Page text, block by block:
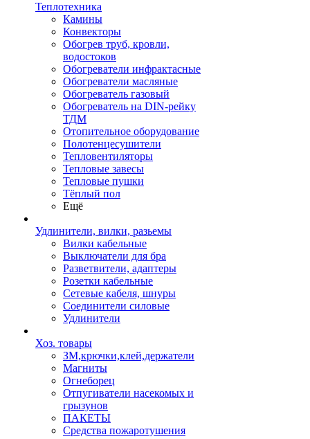
Теплотехника
Камины
Конвекторы
Обогрев труб, кровли,
водостоков
Обогреватели инфрактасные
Обогреватели масляные
Обогреватель газовый
Обогреватель на DIN-рейку
ТДМ
Отопительное оборудование
Полотенцесушители
Тепловентиляторы
Тепловые завесы
Тепловые пушки
Тёплый пол
Ещё
Удлинители, вилки, разьемы
Вилки кабельные
Выключатели для бра
Разветвители, адаптеры
Розетки кабельные
Сетевые кабеля, шнуры
Соединители силовые
Удлинители
Хоз. товары
ЗМ,крючки,клей,держатели
Магниты
Огнеборец
Отпугиватели насекомых и
грызунов
ПАКЕТЫ
Средства пожаротушения